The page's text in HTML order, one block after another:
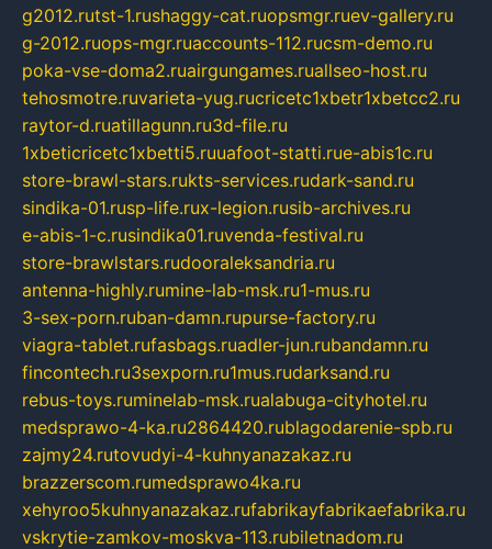
g2012.rutst-1.rushaggy-cat.ruopsmgr.ruev-gallery.ru
g-2012.ruops-mgr.ruaccounts-112.rucsm-demo.ru
poka-vse-doma2.ruairgungames.ruallseo-host.ru
tehosmotre.ruvarieta-yug.rucricetc1xbetr1xbetcc2.ru
raytor-d.ruatillagunn.ru3d-file.ru
1xbeticricetc1xbetti5.ruuafoot-statti.rue-abis1c.ru
store-brawl-stars.rukts-services.rudark-sand.ru
sindika-01.rusp-life.rux-legion.rusib-archives.ru
e-abis-1-c.rusindika01.ruvenda-festival.ru
store-brawlstars.rudooraleksandria.ru
antenna-highly.rumine-lab-msk.ru1-mus.ru
3-sex-porn.ruban-damn.rupurse-factory.ru
viagra-tablet.rufasbags.ruadler-jun.rubandamn.ru
fincontech.ru3sexporn.ru1mus.rudarksand.ru
rebus-toys.ruminelab-msk.rualabuga-cityhotel.ru
medsprawo-4-ka.ru2864420.rublagodarenie-spb.ru
zajmy24.rutovudyi-4-kuhnyanazakaz.ru
brazzerscom.rumedsprawo4ka.ru
xehyroo5kuhnyanazakaz.rufabrikayfabrikaefabrika.ru
vskrytie-zamkov-moskva-113.rubiletnadom.ru